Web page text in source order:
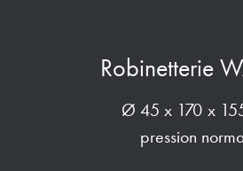
Robinetterie
Ø 45 x 170 x
pression